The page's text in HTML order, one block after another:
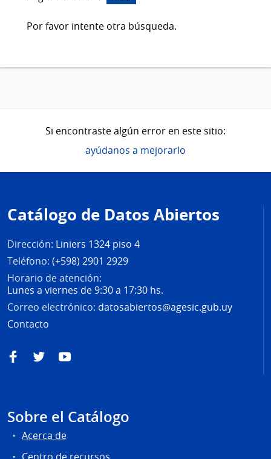
Por favor intente otra búsqueda.
Si encontraste algún error en este sitio:
ayúdanos a mejorarlo
de
página
Catálogo de Datos Abiertos
Dirección: Liniers 1324 piso 4
Teléfono: (+598) 2901 2929
Horario de atención:
Lunes a viernes de 9:30 a 17:30 hs.
Correo electrónico: datosabiertos@agesic.gub.uy
Contacto
FacebookTwitterYouTube
Sobre el Catálogo
Acerca de
Centro de recursos